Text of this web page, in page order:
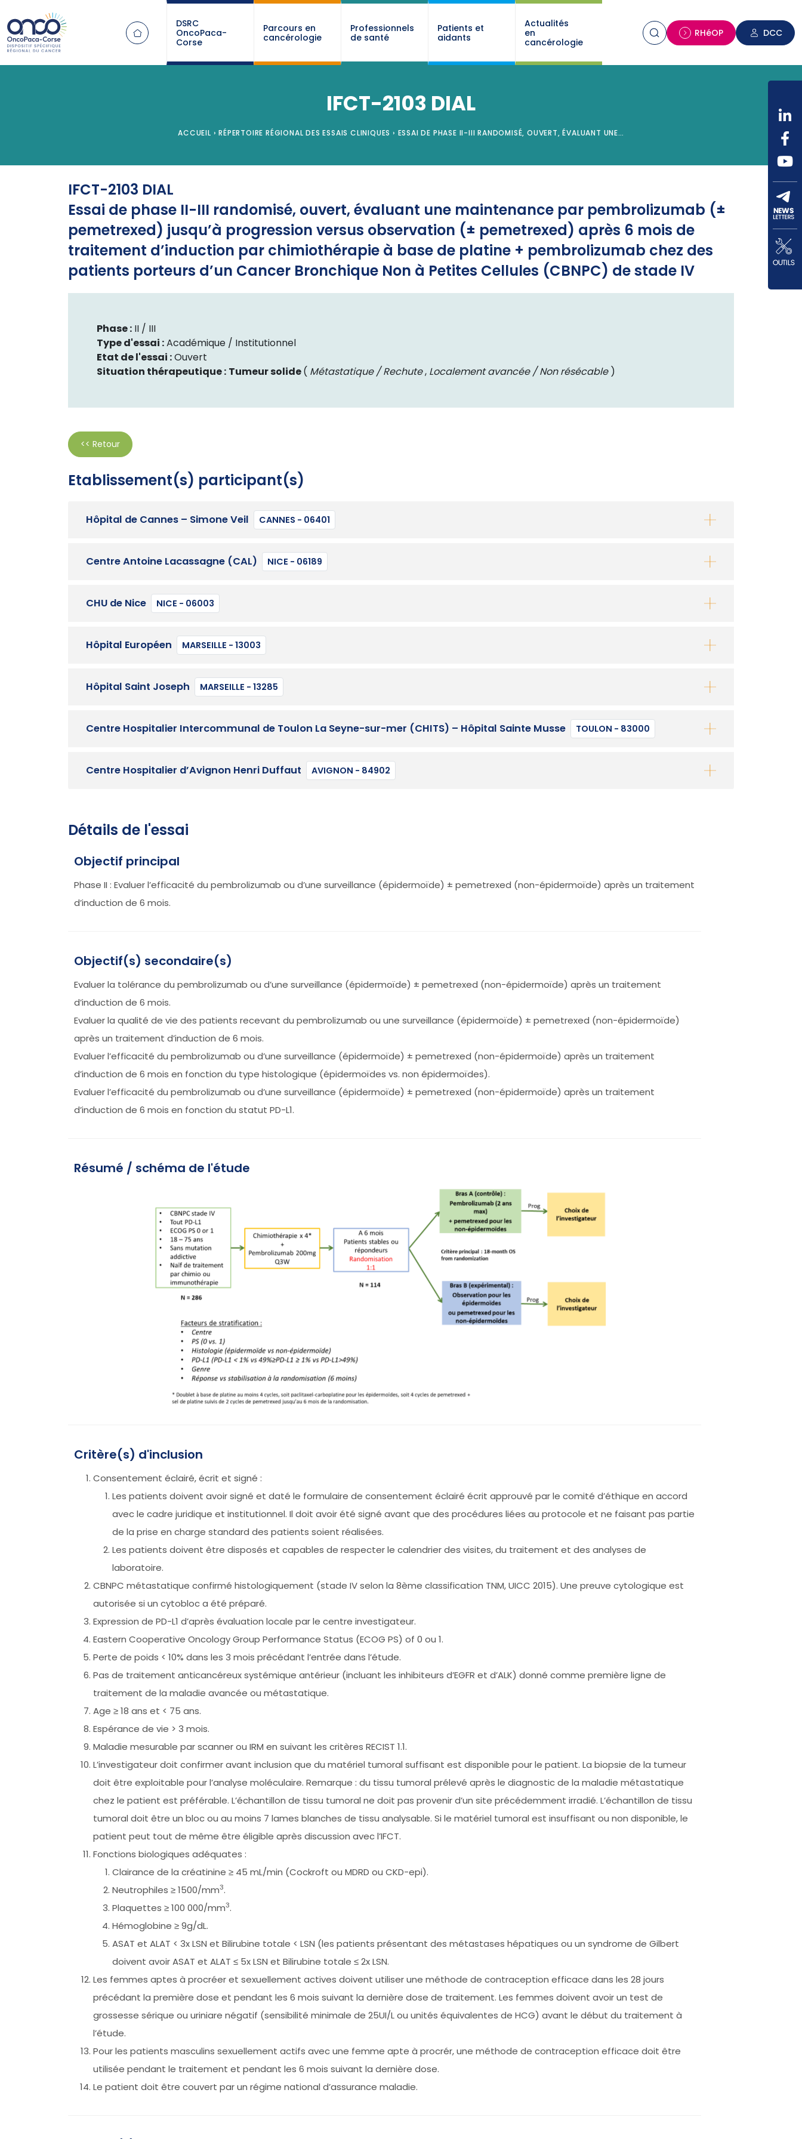
DSRC
OncoPaca-
Corse
Parcours en
cancérologie
Professionnels
de santé
Patients et
aidants
Actualités
en
cancérologie
RHéOP DCC
IFCT-2103 DIAL
ACCUEIL › RÉPERTOIRE RÉGIONAL DES ESSAIS CLINIQUES › ESSAI DE PHASE II-III RANDOMISÉ, OUVERT, ÉVALUANT UNE…
IFCT-2103 DIAL
Essai de phase II-III randomisé, ouvert, évaluant une maintenance par pembrolizumab (±
pemetrexed) jusqu’à progression versus observation (± pemetrexed) après 6 mois de
traitement d’induction par chimiothérapie à base de platine + pembrolizumab chez des
patients porteurs d’un Cancer Bronchique Non à Petites Cellules (CBNPC) de stade IV
Phase : II / III
Type d'essai :Académique / Institutionnel
Etat de l'essai :Ouvert
Situation thérapeutique : Tumeur solide( Métastatique / Rechute, Localement avancée / Non résécable)
<< Retour
Etablissement(s) participant(s)
Hôpital de Cannes – Simone Veil CANNES - 06401
Centre Antoine Lacassagne (CAL) NICE - 06189
CHU de Nice NICE - 06003
Hôpital Européen MARSEILLE - 13003
Hôpital Saint Joseph MARSEILLE - 13285
Centre Hospitalier Intercommunal de Toulon La Seyne-sur-mer (CHITS) – Hôpital Sainte Musse TOULON - 83000
Centre Hospitalier d’Avignon Henri Duffaut AVIGNON - 84902
Détails de l'essai
Objectif principal
Phase II : Evaluer l’efficacité du pembrolizumab ou d’une surveillance (épidermoïde) ± pemetrexed (non-épidermoïde) après un traitement
d’induction de 6 mois.
Objectif(s) secondaire(s)
Evaluer la tolérance du pembrolizumab ou d’une surveillance (épidermoïde) ± pemetrexed (non-épidermoïde) après un traitement
d’induction de 6 mois.
Evaluer la qualité de vie des patients recevant du pembrolizumab ou une surveillance (épidermoïde) ± pemetrexed (non-épidermoïde)
après un traitement d’induction de 6 mois.
Evaluer l’efficacité du pembrolizumab ou d’une surveillance (épidermoïde) ± pemetrexed (non-épidermoïde) après un traitement
d’induction de 6 mois en fonction du type histologique (épidermoïdes vs. non épidermoïdes).
Evaluer l’efficacité du pembrolizumab ou d’une surveillance (épidermoïde) ± pemetrexed (non-épidermoïde) après un traitement
d’induction de 6 mois en fonction du statut PD-L1.
Résumé / schéma de l'étude
Critère(s) d'inclusion
Consentement éclairé, écrit et signé :
Les patients doivent avoir signé et daté le formulaire de consentement éclairé écrit approuvé par le comité d’éthique en accord
avec le cadre juridique et institutionnel. Il doit avoir été signé avant que des procédures liées au protocole et ne faisant pas partie
de la prise en charge standard des patients soient réalisées.
Les patients doivent être disposés et capables de respecter le calendrier des visites, du traitement et des analyses de
laboratoire.
CBNPC métastatique confirmé histologiquement (stade IV selon la 8ème classification TNM, UICC 2015). Une preuve cytologique est
autorisée si un cytobloc a été préparé.
Expression de PD-L1 d’après évaluation locale par le centre investigateur.
Eastern Cooperative Oncology Group Performance Status (ECOG PS) of 0 ou 1.
Perte de poids < 10% dans les 3 mois précédant l’entrée dans l’étude.
Pas de traitement anticancéreux systémique antérieur (incluant les inhibiteurs d’EGFR et d’ALK) donné comme première ligne de
traitement de la maladie avancée ou métastatique.
Age ≥ 18 ans et < 75 ans.
Espérance de vie > 3 mois.
Maladie mesurable par scanner ou IRM en suivant les critères RECIST 1.1.
L’investigateur doit confirmer avant inclusion que du matériel tumoral suffisant est disponible pour le patient. La biopsie de la tumeur
doit être exploitable pour l’analyse moléculaire. Remarque : du tissu tumoral prélevé après le diagnostic de la maladie métastatique
chez le patient est préférable. L’échantillon de tissu tumoral ne doit pas provenir d’un site précédemment irradié. L’échantillon de tissu
tumoral doit être un bloc ou au moins 7 lames blanches de tissu analysable. Si le matériel tumoral est insuffisant ou non disponible, le
patient peut tout de même être éligible après discussion avec l’IFCT.
Fonctions biologiques adéquates :
Clairance de la créatinine ≥ 45 mL/min (Cockroft ou MDRD ou CKD-epi).
Neutrophiles ≥ 1500/mm3.
Plaquettes ≥ 100 000/mm3.
Hémoglobine ≥ 9g/dL.
ASAT et ALAT < 3x LSN et Bilirubine totale < LSN (les patients présentant des métastases hépatiques ou un syndrome de Gilbert
doivent avoir ASAT et ALAT ≤ 5x LSN et Bilirubine totale ≤ 2x LSN.
Les femmes aptes à procréer et sexuellement actives doivent utiliser une méthode de contraception efficace dans les 28 jours
précédant la première dose et pendant les 6 mois suivant la dernière dose de traitement. Les femmes doivent avoir un test de
grossesse sérique ou uriniare négatif (sensibilité minimale de 25UI/L ou unités équivalentes de HCG) avant le début du traitement à
l’étude.
Pour les patients masculins sexuellement actifs avec une femme apte à procrér, une méthode de contraception efficace doit être
utilisée pendant le traitement et pendant les 6 mois suivant la dernière dose.
Le patient doit être couvert par un régime national d’assurance maladie.